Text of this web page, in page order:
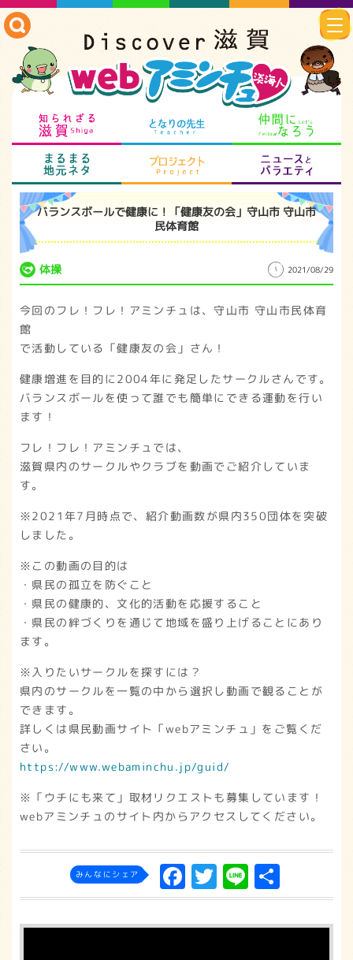
知られざる滋賀 となりの先生
まるまる地元ネタ プロジェクト
バランスボールで健康に！「健康友の会」守山市 守山市
民体育館
体操 2021/08/29
今回のフレ！フレ！アミンチュは、守山市 守山市民体育
館
で活動している「健康友の会」さん！
健康増進を目的に2004年に発足したサークルさんです。
バランスボールを使って誰でも簡単にできる運動を行い
ます！
フレ！フレ！アミンチュでは、
滋賀県内のサークルやクラブを動画でご紹介していま
す。
※2021年7月時点で、紹介動画数が県内350団体を突破
しました。
※この動画の目的は
・県民の孤立を防ぐこと
・県民の健康的、文化的活動を応援すること
・県民の絆づくりを通じて地域を盛り上げることにあり
ます。
※入りたいサークルを探すには？
県内のサークルを一覧の中から選択し動画で観ることが
できます。
詳しくは県民動画サイト「webアミンチュ」をご覧くだ
さい。
https://www.webaminchu.jp/guid/
※「ウチにも来て」取材リクエストも募集しています！
webアミンチュのサイト内からアクセスしてください。
みんなにシェア F
a
c
T
w
it
L
in
e
有